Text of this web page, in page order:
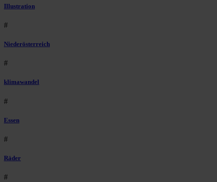
Illustration
#
Niederösterreich
#
klimawandel
#
Essen
#
Räder
#